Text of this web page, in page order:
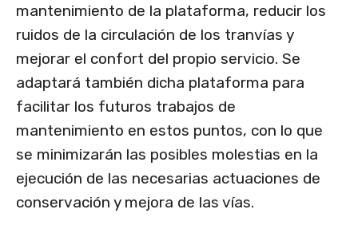
mantenimiento de la plataforma, reducir los
ruidos de la circulación de los tranvías y
mejorar el confort del propio servicio. Se
adaptará también dicha plataforma para
facilitar los futuros trabajos de
mantenimiento en estos puntos, con lo que
se minimizarán las posibles molestias en la
ejecución de las necesarias actuaciones de
conservación y mejora de las vías.